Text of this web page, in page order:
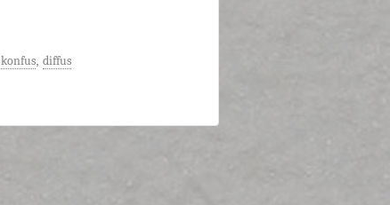
konfus diffus